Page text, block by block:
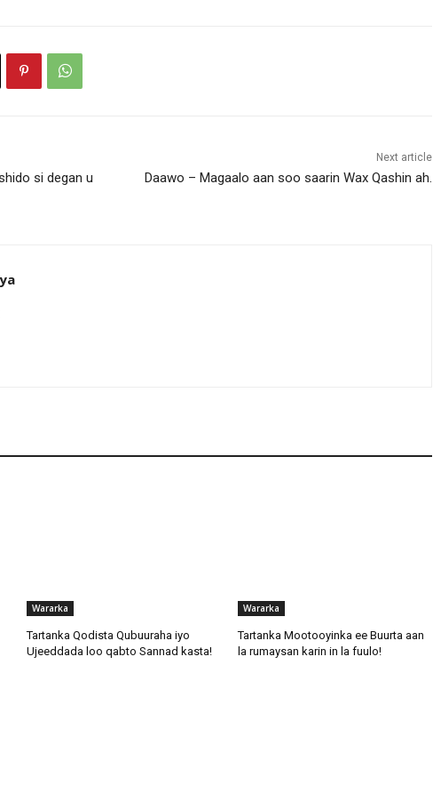
si degan u
Next article
Daawo – Magaalo aan soo saarin Wax Qashin ah.
Wararka
Tartanka Qodista Qubuuraha iyo
Ujeeddada loo qabto Sannad kasta!
Wararka
Tartanka Mootooyinka ee Buurta aan
la rumaysan karin in la fuulo!